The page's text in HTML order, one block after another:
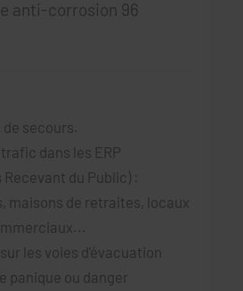
anti-corrosion 96
de secours.
dans les ERP
du Public) :
maisons de retraites, locaux
les voies d'évacuation
panique ou danger